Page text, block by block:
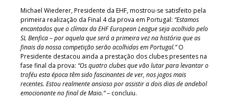
Michael Wiederer, Presidente da EHF, mostrou-se satisfeito pela
primeira realização da Final 4 da prova em Portugal: “Estamos
encantados que o clímax da EHF European League seja acolhido pelo
SL Benfica – por aquela que será a primeira vez na história que as
finais da nossa competição serão acolhidas em Portugal.”O
Presidente destacou ainda a prestação dos clubes presentes na
fase final da prova: “Os quatro clubes que vão lutar para levantar o
troféu esta época têm sido fascinantes de ver, nos jogos mais
recentes. Estou realmente ansioso por assistir a dois dias de andebol
emocionante no final de Maio.”– concluiu.